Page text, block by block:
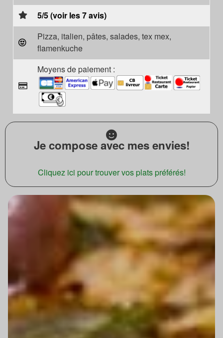
5/5 (voir les 7 avis)
Pizza, italien, pâtes, salades, tex mex,
flamenkuche
Moyens de paiement :
Je compose avec mes envies!
Cliquez ici pour trouver vos plats préférés!